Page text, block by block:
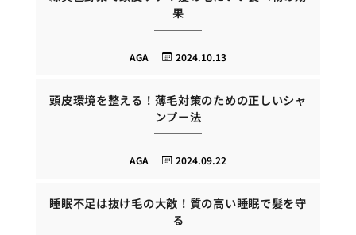
果
2024.10.13
AGA
頭皮環境を整える！薄毛対策のための正しいシャ
ンプー法
2024.09.22
AGA
睡眠不足は抜け毛の大敵！質の高い睡眠で髪を守
る